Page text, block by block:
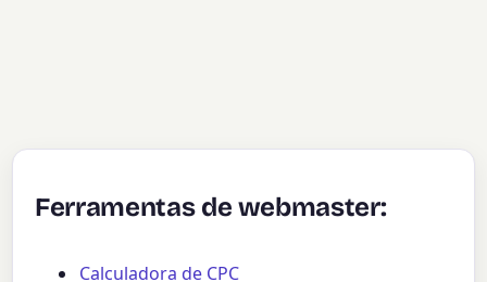
Ferramentas de webmaster:
Calculadora de CPC